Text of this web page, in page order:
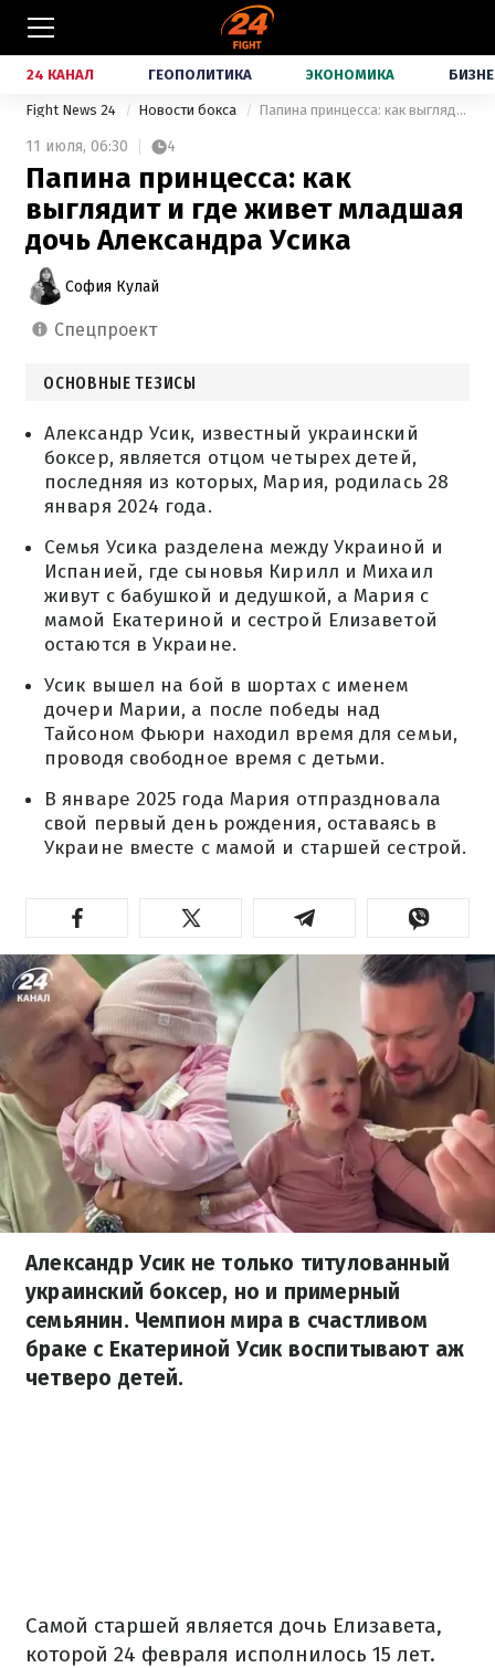
24 КАНАЛ ГЕОПОЛИТИКА ЭКОНОМИКА
Fight News 24 Новости бокса Папина принцесса: как выглядит и где живет младшая дочь Александра Усика
11 июля, 06:30 4
Папина принцесса: как
выглядит и где живет младшая
дочь Александра Усика
София Кулай
спецпроект
ОСНОВНЫЕ ТЕЗИСЫ
Александр Усик, известный украинский
боксер, является отцом четырех детей,
последняя из которых, Мария, родилась 28
января 2024 года.
Семья Усика разделена между Украиной и
Испанией, где сыновья Кирилл и Михаил
живут с бабушкой и дедушкой, а Мария с
мамой Екатериной и сестрой Елизаветой
остаются в Украине.
Усик вышел на бой в шортах с именем
дочери Марии, а после победы над
Тайсоном Фьюри находил время для семьи,
проводя свободное время с детьми.
В январе 2025 года Мария отпраздновала
свой первый день рождения, оставаясь в
Украине вместе с мамой и старшей сестрой.
Александр Усик не только титулованный
украинский боксер, но и примерный
семьянин. Чемпион мира в счастливом
браке с Екатериной Усик воспитывают аж
четверо детей.
Самой старшей является дочь Елизавета,
которой 24 февраля исполнилось 15 лет.